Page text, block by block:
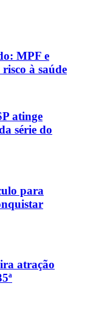
MPF e
à saúde
atinge
série do
para
atração